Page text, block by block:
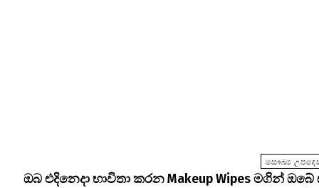
සෞඛ්‍ය
ඔබ එදිනෙදා භාවිතා කරන Makeup Wipes මගින්